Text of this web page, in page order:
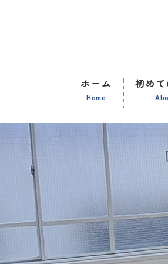
ホーム
Home
初め